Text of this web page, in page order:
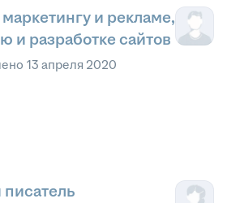
и рекламе,
и разработке сайтов
13 апреля 2020